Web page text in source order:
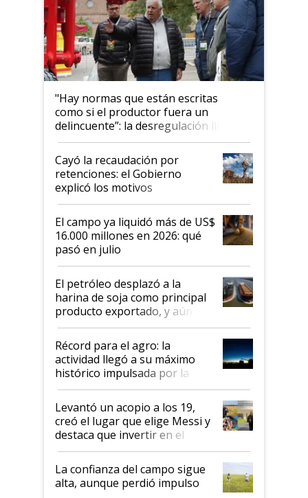
"Hay normas que están escritas
como si el productor fuera un
delincuente”: la desregulación llegó
al Congreso Aapresid y hasta se
habló del financiamiento al IPCVA
Cayó la recaudación por
retenciones: el Gobierno
explicó los motivos
El campo ya liquidó más de US$
16.000 millones en 2026: qué
pasó en julio
El petróleo desplazó a la
harina de soja como principal
producto exportado, y aún así
el agro aportó casi seis de cada
diez dólares y sostuvo el
liderazgo en un semestre
récord
Récord para el agro: la
actividad llegó a su máximo
histórico impulsada por la
cosecha y las exportaciones
Levantó un acopio a los 19,
creó el lugar que elige Messi y
destaca que invertir en el
kirchnerismo era como "darle
plata a un hijo para droga":
Juan Félix Rossetti, el libertario
que de una dura crisis salió
La confianza del campo sigue
alta, aunque perdió impulso